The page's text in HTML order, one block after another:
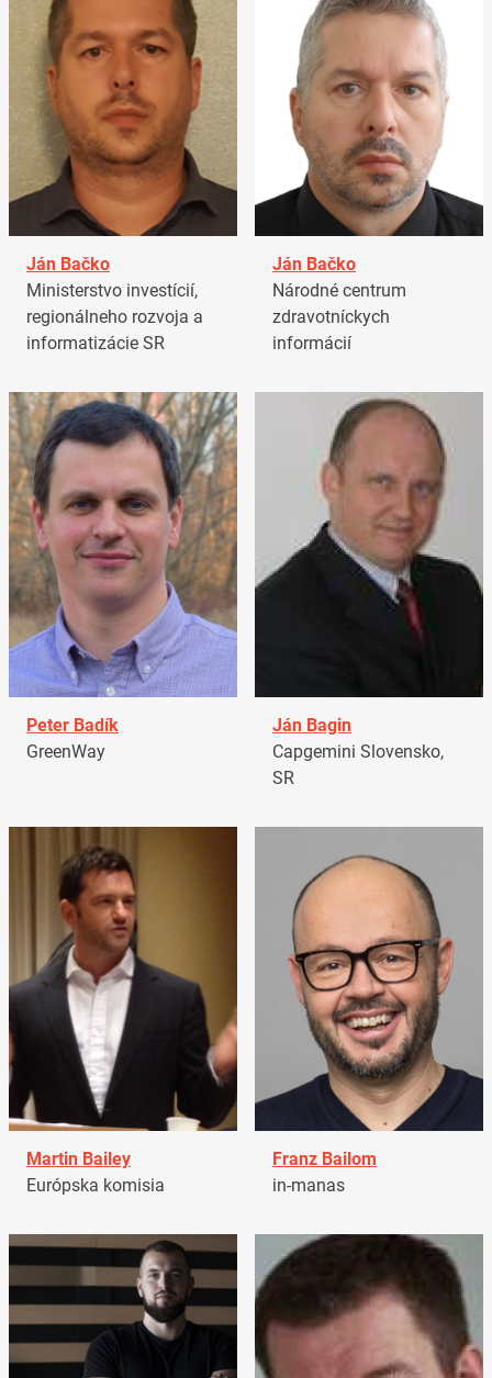
Ján Bačko
Ministerstvo investícií,
regionálneho rozvoja a
informatizácie SR
Ján Bačko
Národné centrum
zdravotníckych
informácií
Peter Badík
GreenWay
Ján Bagin
Capgemini Slovensko,
SR
Martin Bailey
Európska komisia
Franz Bailom
in-manas